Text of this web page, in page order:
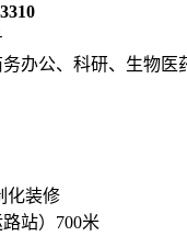
办公、科研、生物
化装修
站）700米